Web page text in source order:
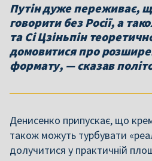
Путін дуже переживає,
говорити без Росії, а
та Сі Цзіньпін
домовитися про
формату, — сказав
Денисенко припускає, що
також можуть турбувати
долучитися у практичній